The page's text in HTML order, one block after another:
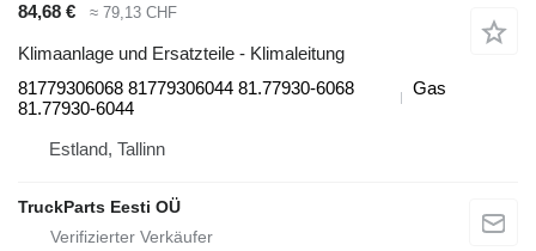
84,68 € ≈ 79,13 CHF
Klimaanlage und Ersatzteile - Klimaleitung
81779306068 81779306044 81.77930-6068
81.77930-6044
Gas
Estland, Tallinn
TruckParts Eesti OÜ